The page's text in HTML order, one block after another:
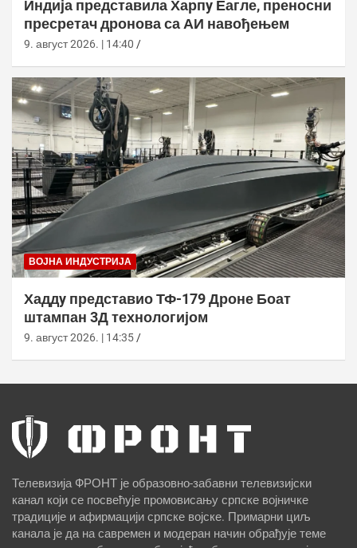
Индија представила Харпy Еагле, преносни
пресретач дронова са АИ навођењем
9. август 2026. | 14:40
ВОЈНА ИНДУСТРИЈА
Хаддy представио ТФ-179 Дроне Боат
штампан 3Д технологијом
9. август 2026. | 14:35
Телевизија ФРОНТ је образовно-забавни телевизијски
канал који се посвећује промовисању српске војничке
традиције и афирмацији српске војске. Примарни циљ
канала је да на савремен и модеран начин обрађује теме